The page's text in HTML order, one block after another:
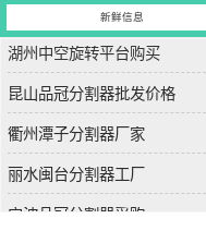
新鲜信息
湖州中空旋转平台购买
昆山品冠分割器批发价格
衢州潭子分割器厂家
丽水闽台分割器工厂
宁波品冠分割器采购